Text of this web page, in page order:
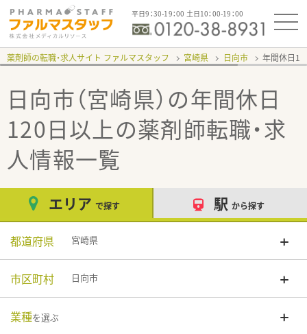
平日9：30-19：00 土日10：00-19：00
薬剤師の転職・求人サイト ファルマスタッフ 宮崎県 日向市 年間休日
日向市（宮崎県）の年間休日
120日以上の薬剤師転職・求
人情報一覧
エリア で探す 駅 から探す
都道府県 宮崎県
市区町村 日向市
業種を選ぶ